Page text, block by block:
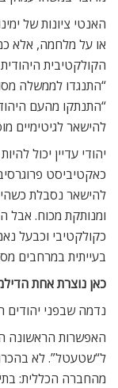
האנטי ציונות של
או על מלחמה, אלא
הקולקטיבית
“התנגדו לממשלה
“התנתקו מהעם
להישאר לגיטימיים
יהודי עדיין יכול
כאקטיביסט
להישאר נסבלת
ומנותקת מכוח. אבל
כקולקטיבי וכבעל
בעייתית במרחבים
כאן נוצרת אחת
נדמה שבפני יהודים
האפשרות הראשונה
ל“שטעטל”. לא בהכרח
מהחברה הכללית: בתי